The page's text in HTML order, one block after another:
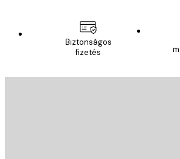
Biztonságos
fizetés